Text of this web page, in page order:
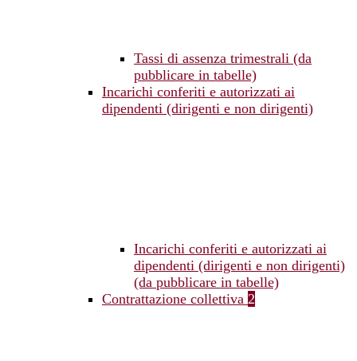
Tassi di assenza trimestrali (da
pubblicare in tabelle)
Incarichi conferiti e autorizzati ai
dipendenti (dirigenti e non dirigenti)
Incarichi conferiti e autorizzati ai
dipendenti (dirigenti e non dirigenti)
(da pubblicare in tabelle)
Contrattazione collettiva 2